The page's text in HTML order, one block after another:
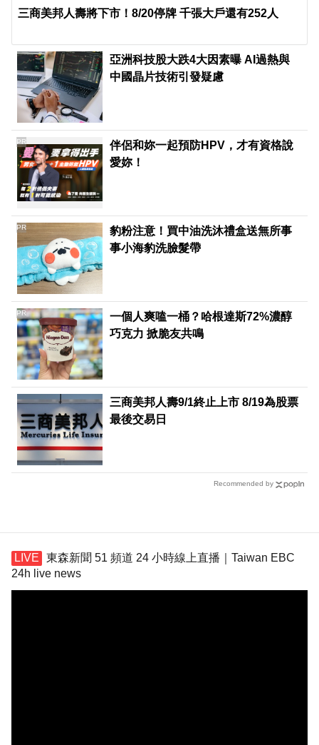
三商美邦人壽將下市！8/20停牌 千張大戶還有252人
亞洲科技股大跌4大因素曝 AI過熱與
中國晶片技術引發疑慮
伴侶和妳一起預防HPV，才有資格說
愛妳！
PR
豹粉注意！買中油洗沐禮盒送無所事
事小海豹洗臉髮帶
PR
一個人爽嗑一桶？哈根達斯72%濃醇
巧克力 掀脆友共鳴
PR
三商美邦人壽9/1終止上市 8/19為股票
最後交易日
Recommended by
東森新聞 51 頻道 24 小時線上直播｜Taiwan EBC
24h live news